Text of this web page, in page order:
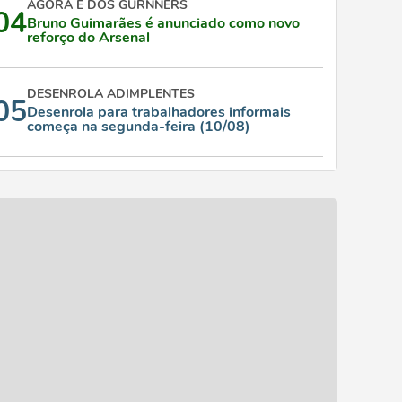
AGORA É DOS GURNNERS
Bruno Guimarães é anunciado como novo
reforço do Arsenal
DESENROLA ADIMPLENTES
Desenrola para trabalhadores informais
começa na segunda-feira (10/08)